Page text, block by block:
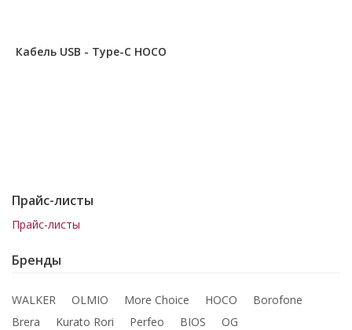
Кабель USB - Type-C HOCO
Прайс-листы
Прайс-листы
Бренды
WALKER OLMIO More Choice HOCO
Borofone
Brera
Kurato Rori Perfeo BIOS OG